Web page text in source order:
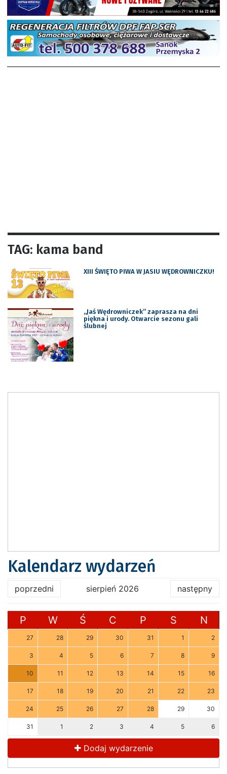
TAG: kama band
XIII ŚWIĘTO PIWA W JASIU WĘDROWNICZKU!
„Jaś Wędrowniczek” zaprasza na dni
piękna i urody. Otwarcie sezonu gali
ślubnej
Kalendarz wydarzeń
poprzedni sierpień 2026 następny
P W Ś C P S N
27 28 29 30 31 1 2
3 4 5 6 7 8 9
10 11 12 13 14 15 16
17 18 19 20 21 22 23
24 25 26 27 28 29 30
31 1 2 3 4 5 6
Dodaj wydarzenie